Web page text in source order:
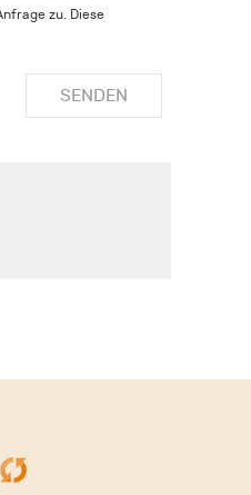
zu. Diese
SENDEN